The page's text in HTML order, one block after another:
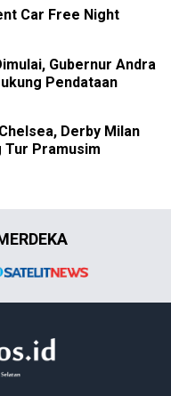
Car Free Night
Gubernur Andra
Pendataan
Derby Milan
Tur Pramusim